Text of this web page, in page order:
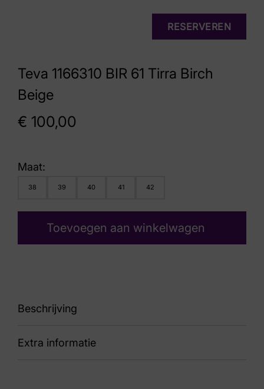
Teva 1166310 BIR 61 Tirra Birch
Beige
€ 100,00
RESERVEREN
Maat:
38 39 40 41 42
Toevoegen aan winkelwagen
Beschrijving
91 1166310 BIR 61 Tirra Birch
Extra informatie